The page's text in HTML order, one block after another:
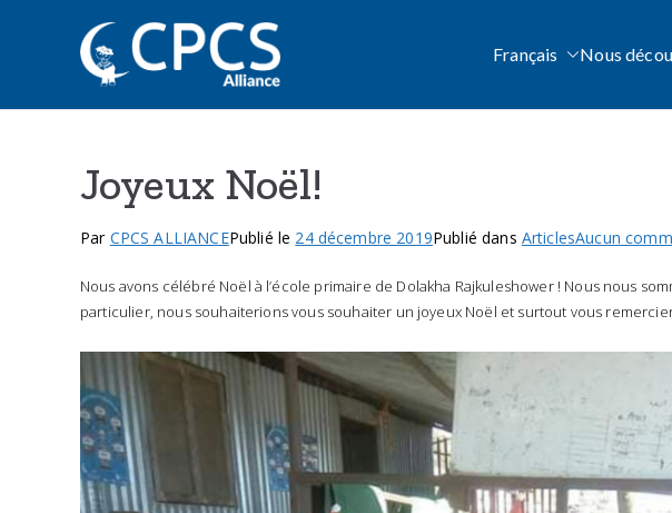
CPCS International
Child Protection Agency supporting Children
Français Nous
Joyeux Noël!
Par CPCS ALLIANCEPublié le 24 décembre 2019Publié dans ArticlesAucun
Nous avons célébré Noël à l’école primaire de Dolakha Rajkuleshower ! Nous nous
particulier, nous souhaiterions vous souhaiter un joyeux Noël et surtout vous